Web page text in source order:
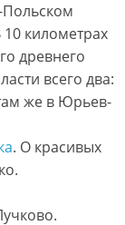
километрах
древнего
всего два:
же в Юрьев-
. О красивых